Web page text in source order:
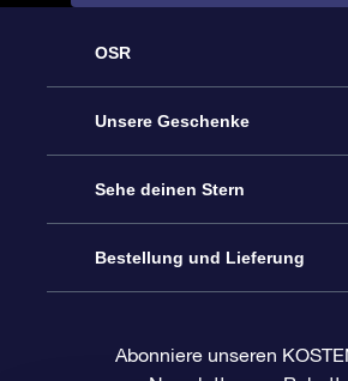
OSR
Service
Kontakt
Blog
Unsere Geschenke
Sterne schenken
OSR-Geschenkpaket
Sehe deinen Stern
Sternregister
Bestellung und Lieferung
Abonniere unseren